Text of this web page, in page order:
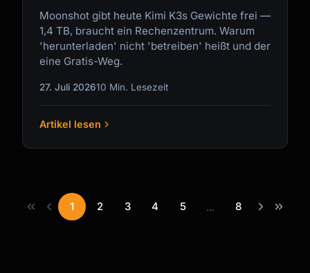
Moonshot gibt heute Kimi K3s Gewichte frei —
1,4 TB, braucht ein Rechenzentrum. Warum
'herunterladen' nicht 'betreiben' heißt und der
eine Gratis-Weg.
27. Juli 202610 Min. Lesezeit
Artikel lesen
1 2 3 4 5 ... 8